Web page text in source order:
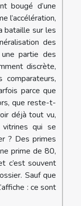
bougé d’une
l’accélération,
bataille sur les
des
partie des
discrète,
parce que
que reste-t-
déjà tout vu,
qui se
? Des primes
prime de 80,
c’est souvent
Sauf que
: ce sont